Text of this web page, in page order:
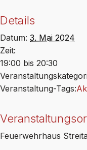
Details
Datum: 3. Mai 2024
Zeit:
19:00 bis 20:30
Veranstaltung-Tags:
Feuerwehrhaus